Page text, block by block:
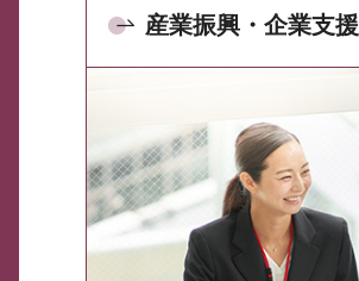
産業振興・企業支援